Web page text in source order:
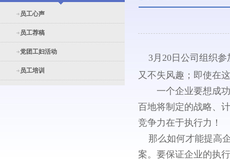
员工心声
员工荐稿
党团工妇活动
员工培训
3月20日公司组织参
又不失风趣；即使在
一个企业要想成功
百地将制定的战略、
竞争力在于执行力！
那么如何才能提高
案。要保证企业的执